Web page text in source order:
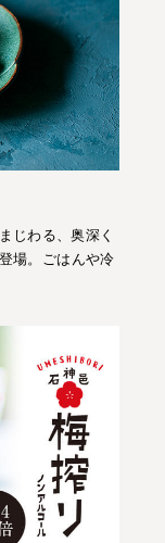
じわる、奥深く
場。ごはんや冷